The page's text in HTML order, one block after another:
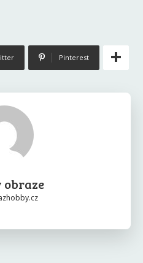
Pinterest
obraze